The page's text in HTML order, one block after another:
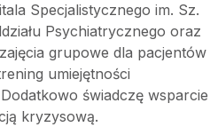
Specjalistycznego im. Sz.
Psychiatrycznego oraz
grupowe dla pacjentów
umiejętności
świadczę wsparcie
kryzysową.